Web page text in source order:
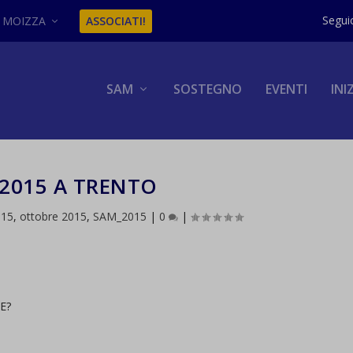
MOIZZA ASSOCIATI!
SAM SOSTEGNO EVENTI
A TRENTO
, ottobre 2015, SAM_2015 | 0 |